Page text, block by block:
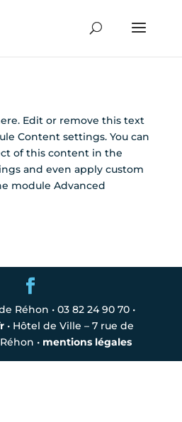
Edit or remove this text
Content settings. You can
of this content in the
and even apply custom
module Advanced
Réhon • 03 82 24 90 70 •
• Hôtel de Ville – 7 rue de
• mentions légales